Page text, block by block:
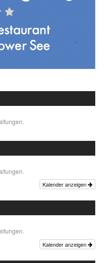
Kalender anzeigen
Kalender anzeigen